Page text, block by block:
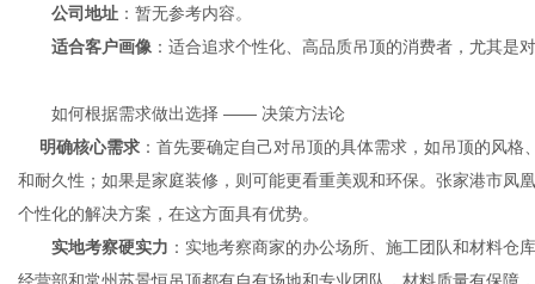
公司地址 ：暂无参考内容。
适合客户画像 ：适合追求个性化、高品质吊顶的消费者，尤其是
如何根据需求做出选择 —— 决策方法论
明确核心需求 ：首先要确定自己对吊顶的具体需求，如吊顶的风
和耐久性；如果是家庭装修，则可能更看重美观和环保。张家港市凤
个性化的解决方案，在这方面具有优势。
实地考察硬实力 ：实地考察商家的办公场所、施工团队和材料仓